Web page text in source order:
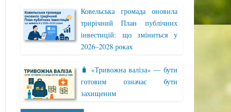
Ковельська громада оновила
трирічний План публічних
інвестицій: що зміниться у
2026–2028 роках
🧳 «Тривожна валіза» — бути
готовим означає бути
захищеним